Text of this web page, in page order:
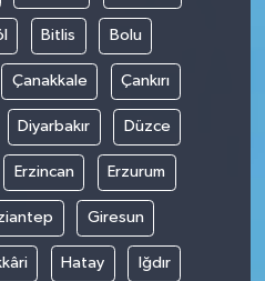
Bitlis Bolu
Çanakkale Çankırı
Diyarbakır Düzce
Erzincan Erzurum
Giresun
Hatay Iğdır